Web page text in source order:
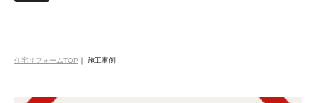
住宅リフォームTOP ｜ 施工事例